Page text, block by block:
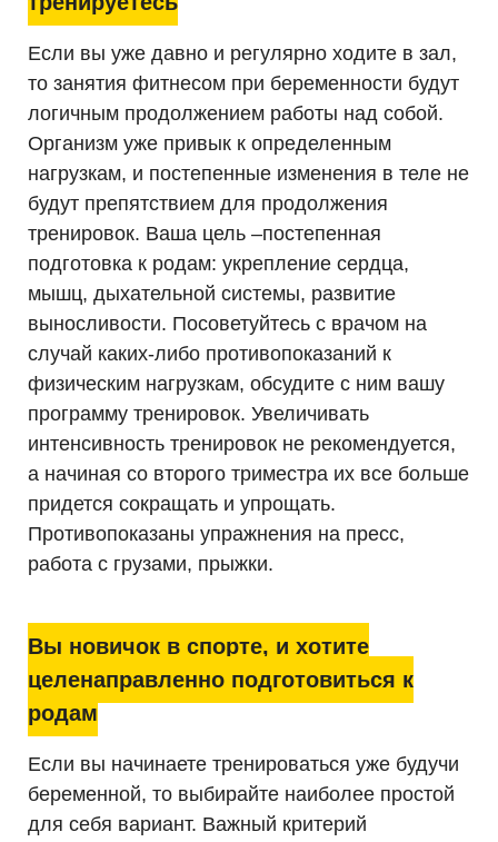
Если вы уже давно и регулярно ходите в зал,
то занятия фитнесом при беременности будут
логичным продолжением работы над собой.
Организм уже привык к определенным
нагрузкам, и постепенные изменения в теле не
будут препятствием для продолжения
тренировок. Ваша цель –постепенная
подготовка к родам: укрепление сердца,
мышц, дыхательной системы, развитие
выносливости. Посоветуйтесь с врачом на
случай каких-либо противопоказаний к
физическим нагрузкам, обсудите с ним вашу
программу тренировок. Увеличивать
интенсивность тренировок не рекомендуется,
а начиная со второго триместра их все больше
придется сокращать и упрощать.
Противопоказаны упражнения на пресс,
работа с грузами, прыжки.
Вы новичок в спорте, и хотите
целенаправленно подготовиться к
родам
Если вы начинаете тренироваться уже будучи
беременной, то выбирайте наиболее простой
для себя вариант. Важный критерий